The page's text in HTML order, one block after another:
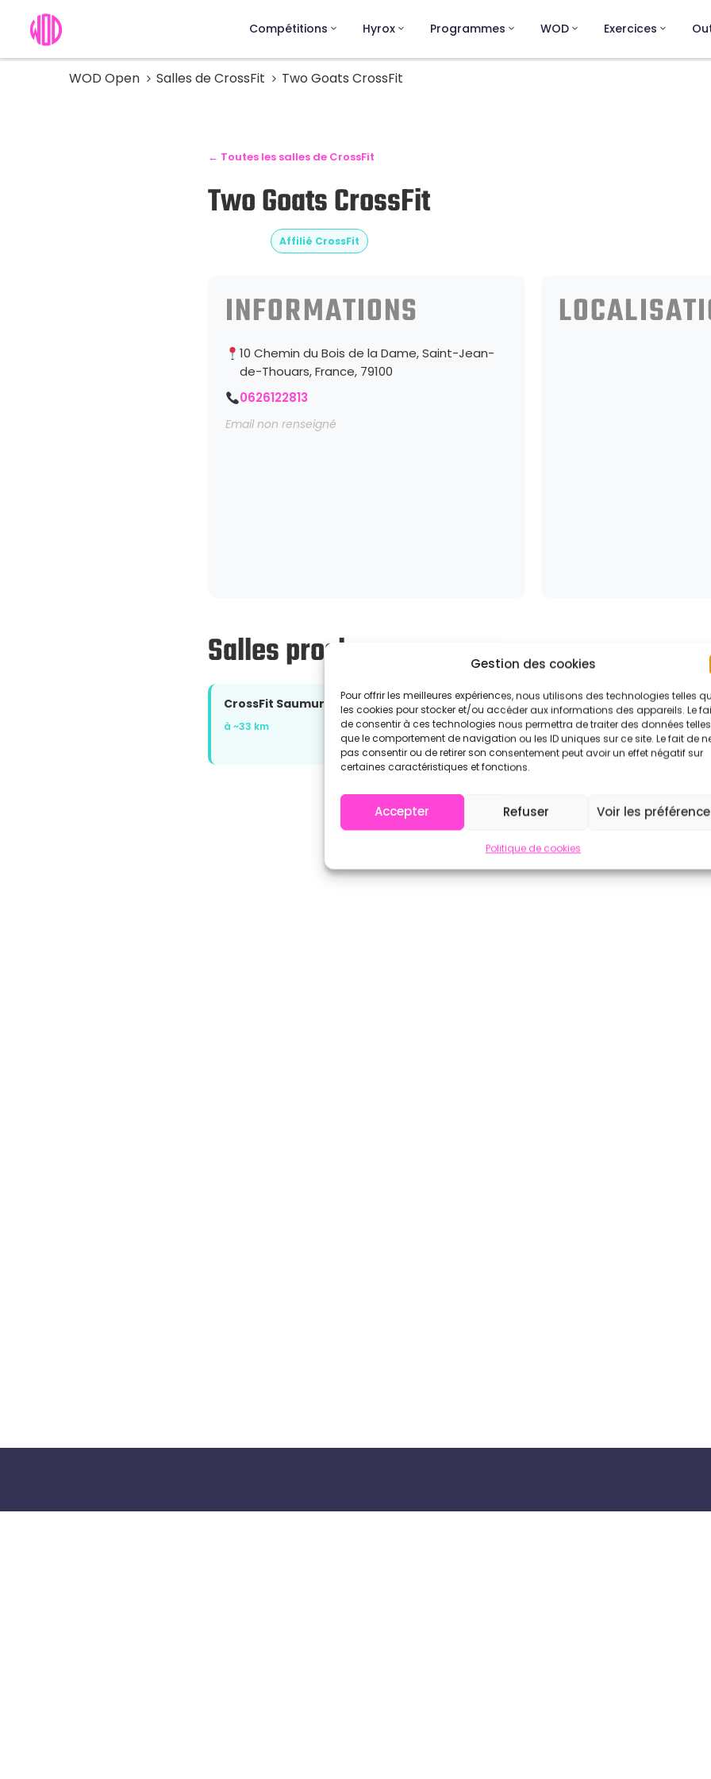
Gestion des cookies
Pour offrir les meilleures expériences, nous utilisons des technologies telles
les cookies pour stocker et/ou accéder aux informations des appareils. Le
de consentir à ces technologies nous permettra de traiter des données telles
que le comportement de navigation ou les ID uniques sur ce site. Le fait de
pas consentir ou de retirer son consentement peut avoir un effet négatif sur
certaines caractéristiques et fonctions.
Accepter Refuser Voir les
Politique de cookies
Compétitions Hyrox Programmes WOD Exercices
WOD Open Salles de CrossFit Two Goats CrossFit
← Toutes les salles de CrossFit
Two Goats CrossFit
Affilié CrossFit
INFORMATIONS
10 Chemin du Bois de la Dame, Saint-Jean-
de-Thouars, France, 79100
0626122813
Email non renseigné
Salles proches
CrossFit Saumur
à ~33 km
CrossFit Chinon
à ~44 km
CrossFit Aro
à ~46 km
Voir l'annuaire complet sur CrossFit.com →